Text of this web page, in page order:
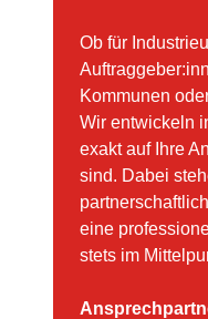
Ob für
Kommunen
Wir entwickeln
exakt auf Ihre
sind. Dabei
eine
stets im